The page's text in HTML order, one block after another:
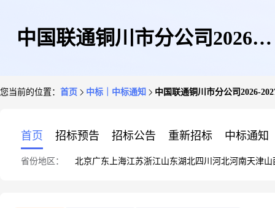
中国联通铜川市分公司2026-
您当前的位置： 首页 中标｜中标通知 中国联通铜川市分公司2026-
首页 招标预告 招标公告 重新招标 中标通知
省份地区： 北京广东 上海江苏浙江山东湖北四川 河北河南天津山